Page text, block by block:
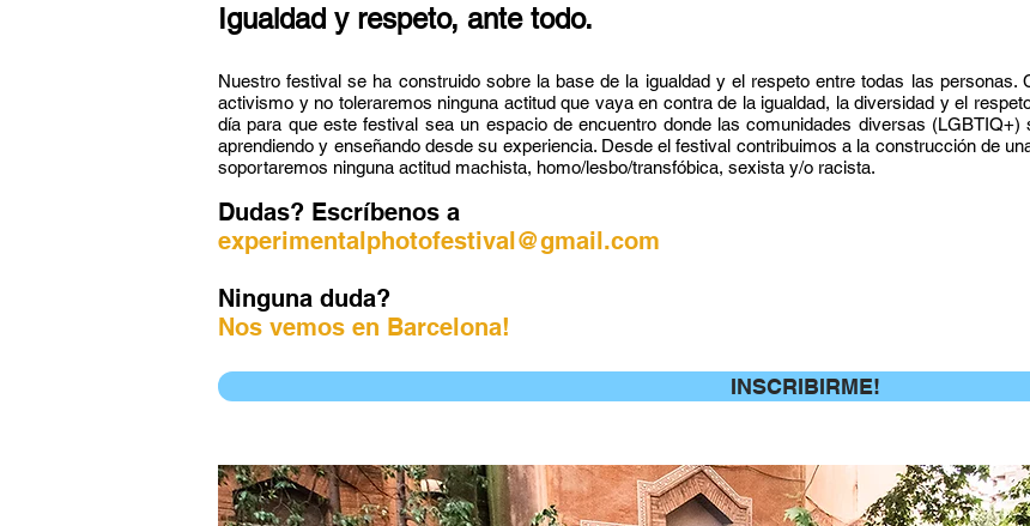
Igualdad y respeto, ante todo.
Nuestro festival se ha construido sobre la base de la igualdad y el respeto entre todas las
activismo y no toleraremos ninguna actitud que vaya en contra de la igualdad, la diversidad y el
día para que este festival sea un espacio de encuentro donde las comunidades diversas
aprendiendo y enseñando desde su experiencia. Desde el festival contribuimos a la construcción de
soportaremos ninguna actitud machista, homo/lesbo/transfóbica, sexista y/o racista.
Dudas? Escríbenos a
experimentalphotofestival@gmail.com
Ninguna duda?
Nos vemos en Barcelona!
INSCRIBIRME!